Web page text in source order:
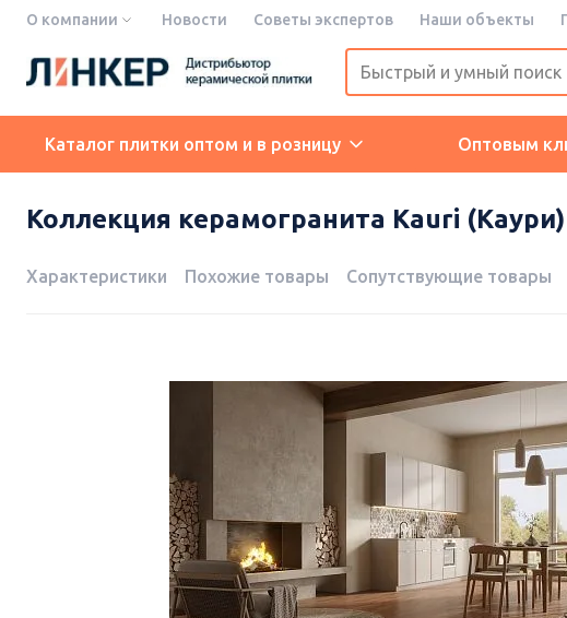
О компании Новости Советы экспертов Наши объекты
Каталог плитки оптом и в розницу Оптовым
Коллекция керамогранита Kauri (Каури)
Характеристики Похожие товары Сопутствующие товары